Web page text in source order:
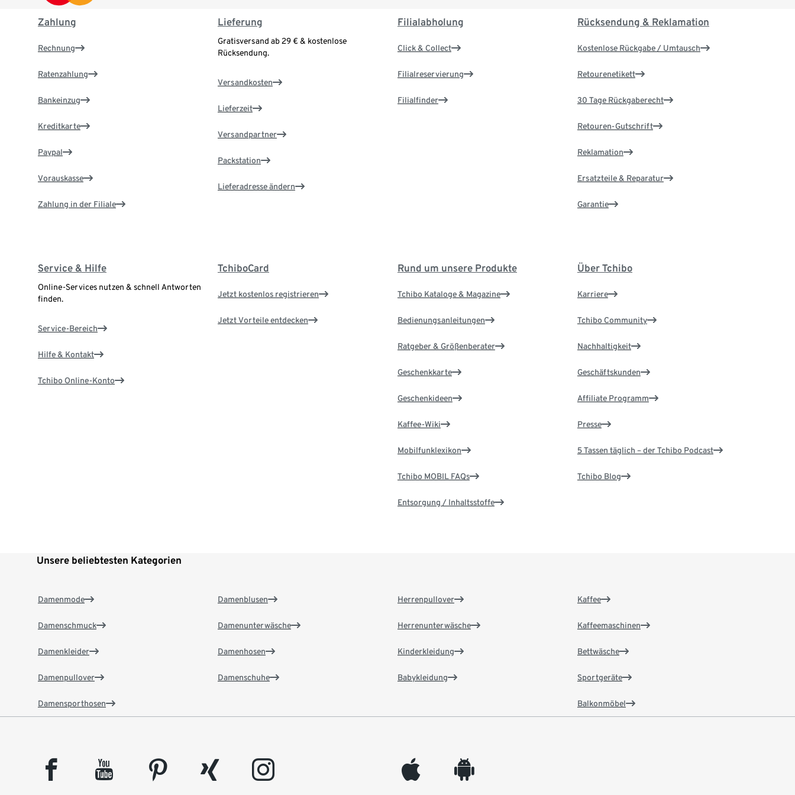
Zahlung
Rechnung
Ratenzahlung
Bankeinzug
Kreditkarte
Paypal
Vorauskasse
Zahlung in der Filiale
Lieferung
Gratisversand ab 29 € & kostenlose
Rücksendung.
Versandkosten
Lieferzeit
Versandpartner
Packstation
Lieferadresse ändern
Filialabholung
Click & Collect
Filialreservierung
Filialfinder
Rücksendung & Reklamation
Kostenlose Rückgabe / Umtausch
Retourenetikett
30 Tage Rückgaberecht
Retouren-Gutschrift
Reklamation
Ersatzteile & Reparatur
Garantie
Service & Hilfe
Online-Services nutzen & schnell Antworten
finden.
Service-Bereich
Hilfe & Kontakt
Tchibo Online-Konto
TchiboCard
Jetzt kostenlos registrieren
Jetzt Vorteile entdecken
Rund um unsere Produkte
Tchibo Kataloge & Magazine
Bedienungsanleitungen
Ratgeber & Größenberater
Geschenkkarte
Geschenkideen
Kaffee-Wiki
Mobilfunklexikon
Tchibo MOBIL FAQs
Entsorgung / Inhaltsstoffe
Über Tchibo
Karriere
Tchibo Community
Nachhaltigkeit
Geschäftskunden
Affiliate Programm
Presse
5 Tassen täglich – der Tchibo Podcast
Tchibo Blog
Unsere beliebtesten Kategorien
Damenmode
Damenschmuck
Damenkleider
Damenpullover
Damensporthosen
Damenblusen
Damenunterwäsche
Damenhosen
Damenschuhe
Herrenpullover
Herrenunterwäsche
Kinderkleidung
Babykleidung
Kaffee
Kaffeemaschinen
Bettwäsche
Sportgeräte
Balkonmöbel
facebook youtube pinterest xing instagram appleinc android